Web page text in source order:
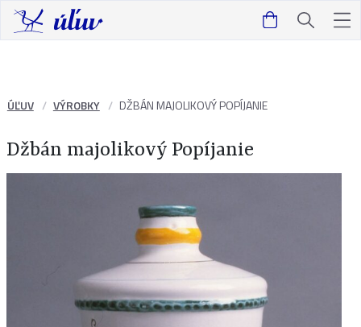
ÚĽUV VÝROBKY DŽBÁN MAJOLIKOVÝ POPÍJANIE
Džbán majolikový Popíjanie